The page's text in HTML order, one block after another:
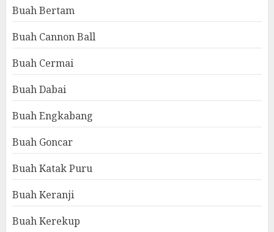
Buah Bertam
Buah Cannon Ball
Buah Cermai
Buah Dabai
Buah Engkabang
Buah Goncar
Buah Katak Puru
Buah Keranji
Buah Kerekup